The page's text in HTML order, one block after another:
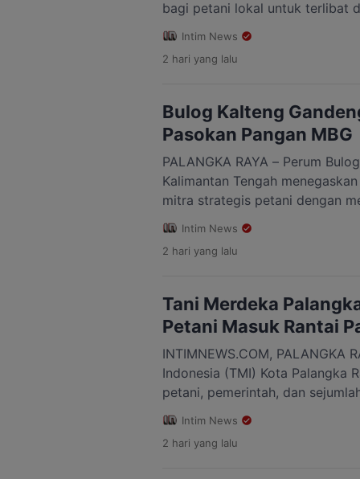
bagi petani lokal untuk terlibat
Bergizi Gratis (MBG). Salah
adalah membangun kemitraan
tani dengan Satuan Pelayanan
Palangka Raya, Analistra
Intim News
2 hari yang lalu
Bulog Kalteng
Pasokan Pangan MBG
PALANGKA RAYA – Perum
Kalimantan Tengah
mitra strategis petani dengan
memperluas kerja sama dalam
pangan daerah. Komitmen
Perum Bulog Kanwil Kalimantan
Sembada Palangka Raya,
mengatakan Bulog […]
Intim News
2 hari yang lalu
Tani Merdeka
Petani Masuk Rantai
INTIMNEWS.COM, PALANGKA
Indonesia (TMI) Kota Palangka
petani, pemerintah, dan
dalam Dialog dan Rembuk Tani
Sembada Palangka Raya,
Mengusung tema “Peran Petani
Intim News
2 hari yang lalu